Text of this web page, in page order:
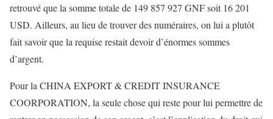
retrouvé que la somme totale de 149 857 927 GNF soit 16 201
USD. Ailleurs, au lieu de trouver des numéraires, on lui a plutôt
fait savoir que la requise restait devoir d’énormes sommes
d’argent.
Pour la CHINA EXPORT & CREDIT INSURANCE
COORPORATION, la seule chose qui reste pour lui permettre de